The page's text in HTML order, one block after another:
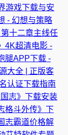
游戏下载与安
- 幻想与策略
十二章主线任
4K超清电影 -
腿APP下载 -
大全 | 正版客
认证下载指南
志》下载安装
格斗外传》下
志霸道价格解